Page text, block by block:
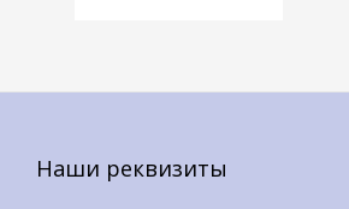
Наши реквизиты